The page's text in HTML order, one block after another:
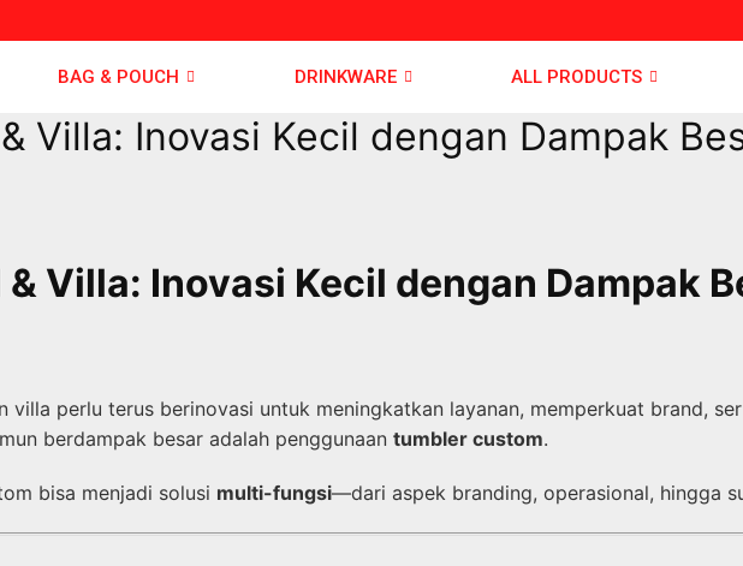
BAG & POUCH DRINKWARE ALL PRODUCTS
Villa: Inovasi Kecil dengan Dampak
Villa: Inovasi Kecil dengan Dampak
perlu terus berinovasi untuk meningkatkan layanan, memperkuat brand,
berdampak besar adalah penggunaan tumbler custom.
bisa menjadi solusi multi-fungsi—dari aspek branding, operasional, hingga